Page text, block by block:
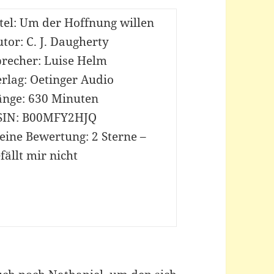
Um der Hoffnung willen
C. J. Daugherty
Luise Helm
Oetinger Audio
630 Minuten
B00MFY2HJQ
Bewertung: 2 Sterne –
mir nicht